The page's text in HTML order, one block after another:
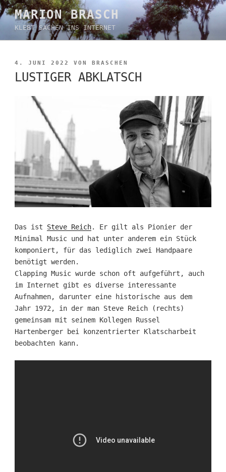
Zum
Inhalt
springen
MARION BRASCH
KLEBT SACHEN INS INTERNET
VERÖFFENTLICHT
AM
4. JUNI 2022 VON BRASCHEN
LUSTIGER ABKLATSCH
Das ist Steve Reich. Er gilt als Pionier der
Minimal Music und hat unter anderem ein Stück
komponiert, für das lediglich zwei Handpaare
benötigt werden.
Clapping Music wurde schon oft aufgeführt, auch
im Internet gibt es diverse interessante
Aufnahmen, darunter eine historische aus dem
Jahr 1972, in der man Steve Reich (rechts)
gemeinsam mit seinem Kollegen Russel
Hartenberger bei konzentrierter Klatscharbeit
beobachten kann.